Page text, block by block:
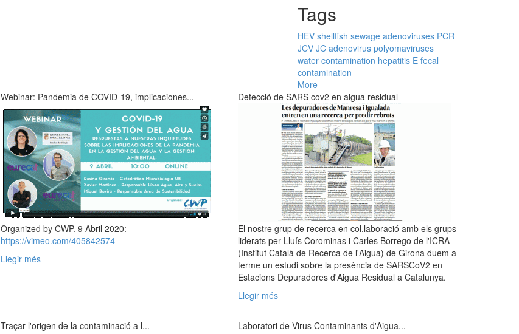
Tags
HEV shellfish sewage adenoviruses PCR
JCV JC adenovirus polyomaviruses
water contamination hepatitis E fecal
contamination
More
Webinar: Pandemia de COVID-19, implicaciones...
Organized by CWP. 9 Abril 2020:
https://vimeo.com/405842574
Llegir més
Detecció de SARS cov2 en aigua residual
El nostre grup de recerca en col.laboració amb els grups
liderats per Lluís Corominas i Carles Borrego de l'ICRA
(Institut Català de Recerca de l'Aigua) de Girona duem a
terme un estudi sobre la presència de SARSCoV2 en
Estacions Depuradores d'Aigua Residual a Catalunya.
Llegir més
Traçar l'origen de la contaminació a l...
Laboratori de Virus Contaminants d'Aigua...